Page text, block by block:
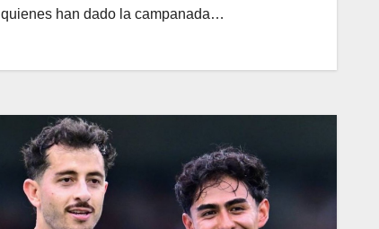
quienes han dado la campanada…